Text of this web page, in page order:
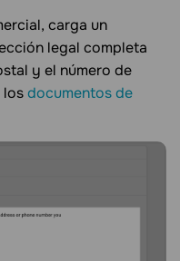
carga un
legal completa
y el número de
losdocumentos de